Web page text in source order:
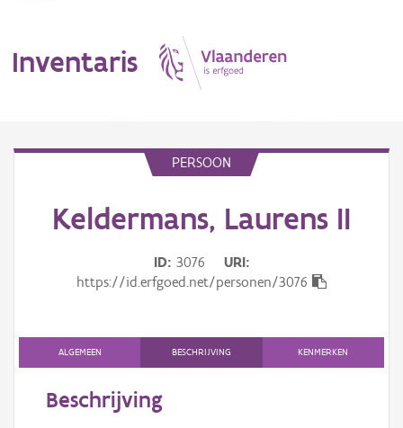
Inventaris
Erfgoedobject
Thema
Persoon of collectief
PERSOON
Keldermans, Laurens II
ID 3076
URI
https://id.erfgoed.net/personen/3076
ALGEMEEN BESCHRIJVING KENMERKEN
Beschrijving